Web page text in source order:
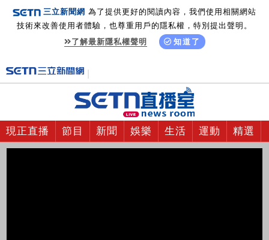
三立新聞網 為了提供更好的閱讀內容，我們使用相關網站
技術來改善使用者體驗，也尊重用戶的隱私權，特別提出聲明。
了解最新隱私權聲明
知道了
現正直播 節目 新聞 娛樂 生活 運動 精選